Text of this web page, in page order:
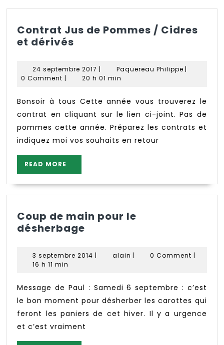
Contrat Jus de Pommes / Cidres
et dérivés
de
Pommes
Cidres
et
dérivés
24 septembre 2017 24
septembre
| Paquereau PhilippePaquereau
|
0 Comment | 20 h 01 min
Bonsoir à tous Cette année vous trouverez le
contrat en cliquant sur le lien ci-joint. Pas de
pommes cette année. Préparez les contrats et
indiquez moi vos souhaits en retour
READ MORE
MORE
Coup de main pour le
désherbage
main
désherbage
3 septembre 2014 3| alain alain
| 0 Comment |
16 h 11 min
Message de Paul : Samedi 6 septembre : c’est
le bon moment pour désherber les carottes qui
feront les paniers de cet hiver. Il y a urgence
et c’est vraiment